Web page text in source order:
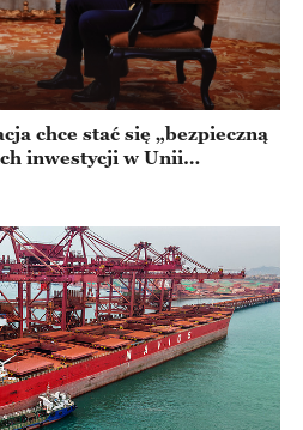
chce stać się „bezpieczną
inwestycji w Unii